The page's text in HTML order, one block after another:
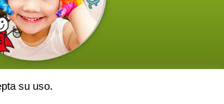
su uso.